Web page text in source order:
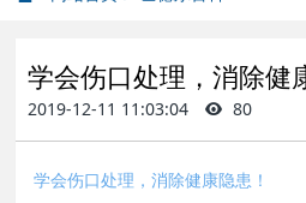
学会伤口处理，消除健
2019-12-11 11:03:04 80
学会伤口处理，消除健康隐患！